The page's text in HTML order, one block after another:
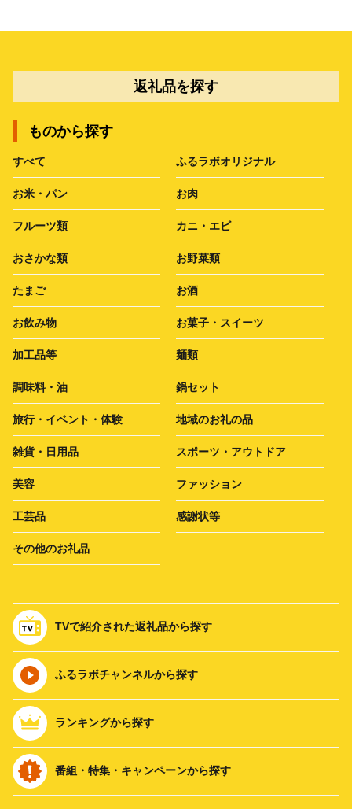
返礼品を探す
ものから探す
すべて ふるラボオリジナル
お米・パン お肉
フルーツ類 カニ・エビ
おさかな類 お野菜類
たまご お酒
お飲み物 お菓子・スイーツ
加工品等 麺類
調味料・油 鍋セット
旅行・イベント・体験 地域のお礼の品
雑貨・日用品 スポーツ・アウトドア
美容 ファッション
工芸品 感謝状等
その他のお礼品
TVで紹介された返礼品から探す
ふるラボチャンネルから探す
ランキングから探す
番組・特集・キャンペーンから探す